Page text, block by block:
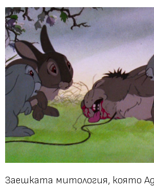
Заешката митология, която